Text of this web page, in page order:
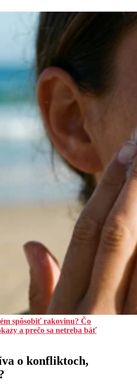
spôsobiť rakovinu? Čo
a prečo sa netreba báť
o konfliktoch,